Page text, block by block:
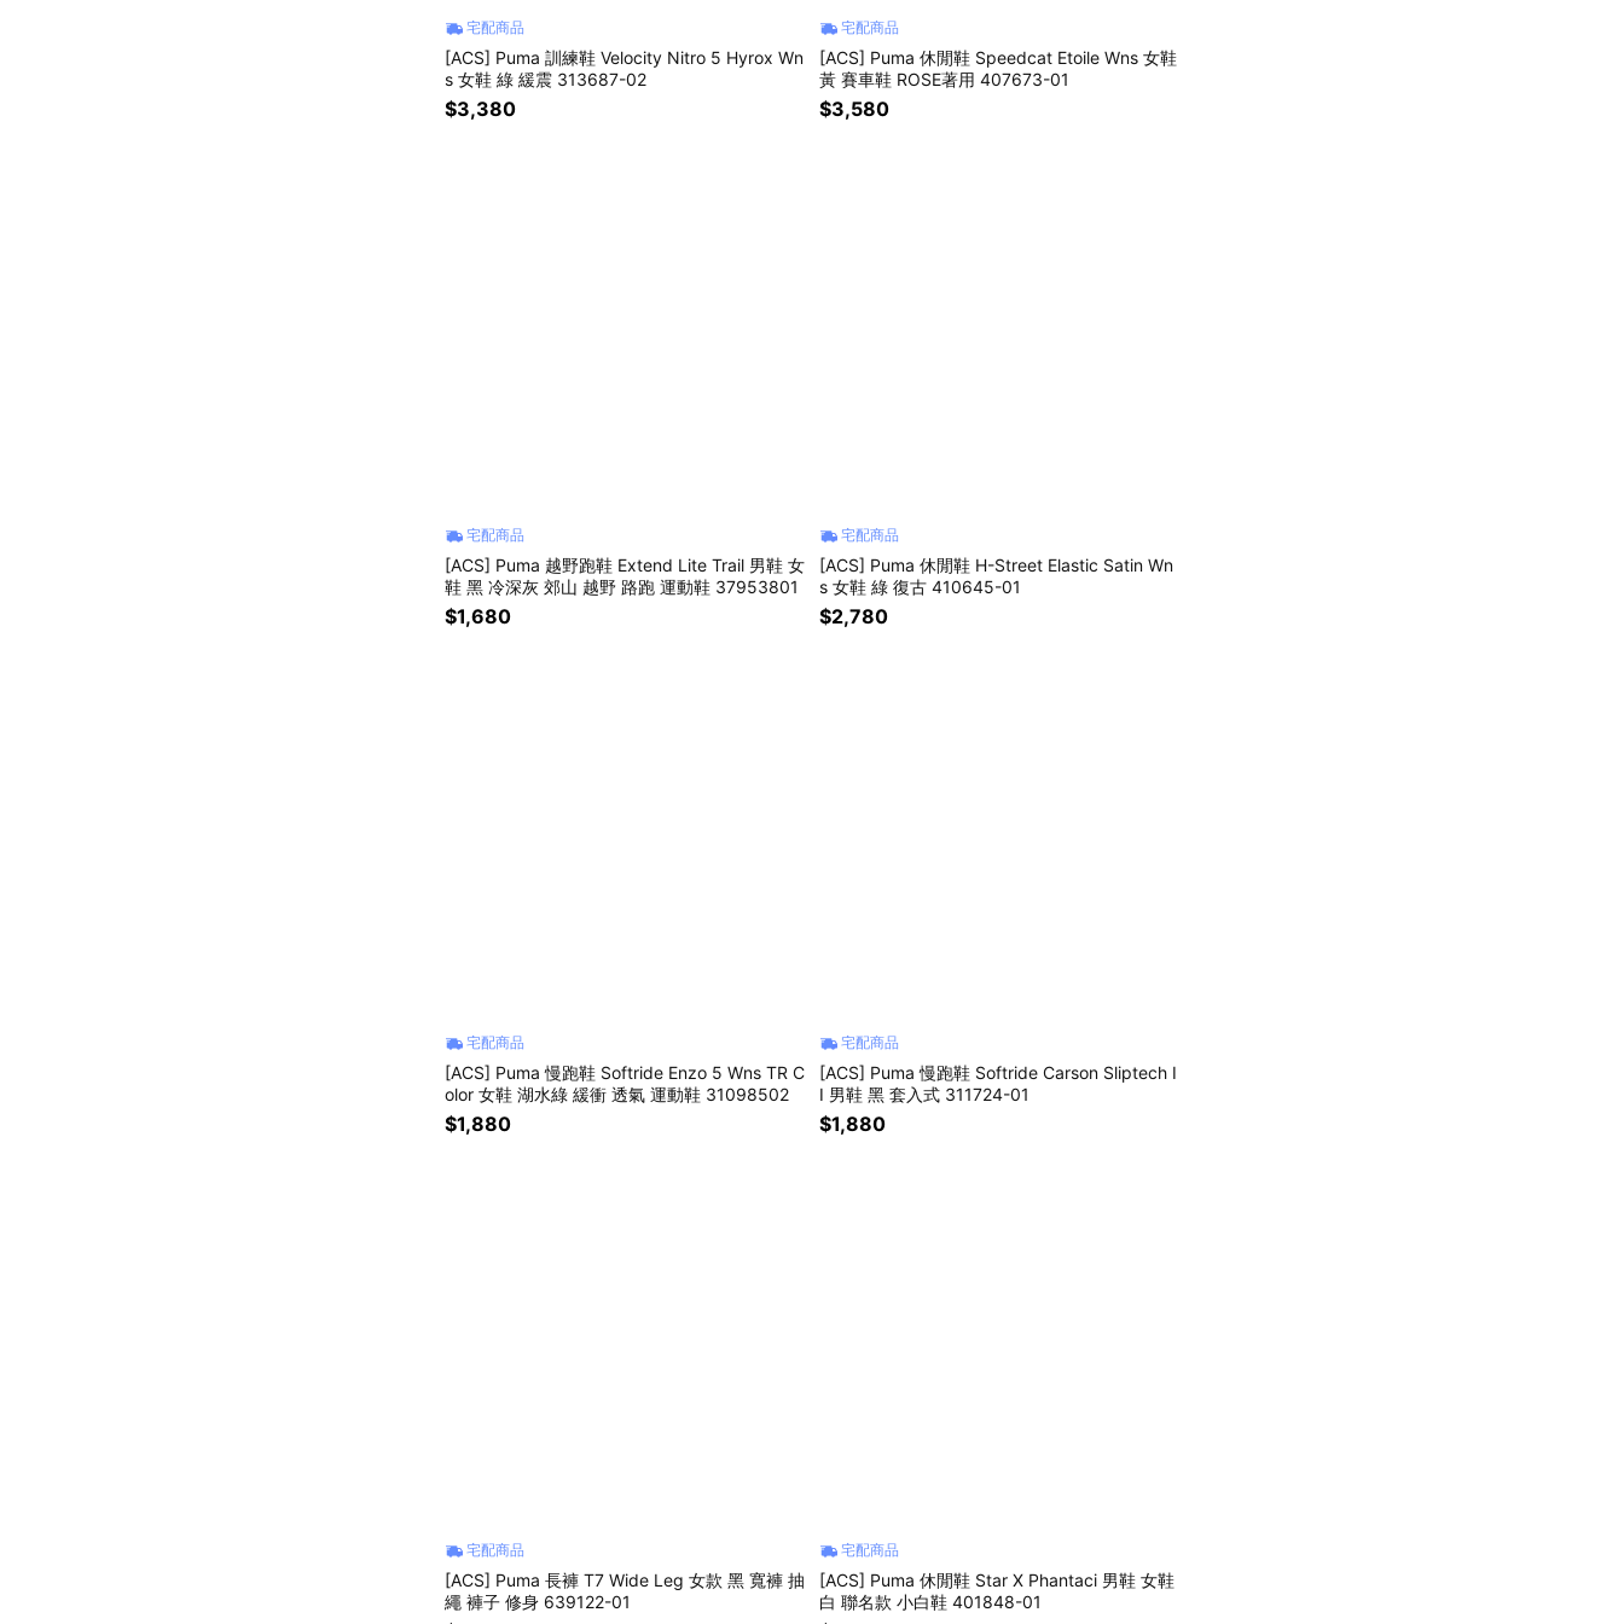
宅配商品
[ACS] Puma 訓練鞋 Velocity Nitro 5 Hyrox Wn
s 女鞋 綠 緩震 313687-02
$3,380
宅配商品
[ACS] Puma 休閒鞋 Speedcat Etoile Wns 女鞋
黃 賽車鞋 ROSE著用 407673-01
$3,580
宅配商品
[ACS] Puma 越野跑鞋 Extend Lite Trail 男鞋 女
鞋 黑 冷深灰 郊山 越野 路跑 運動鞋 37953801
$1,680
宅配商品
[ACS] Puma 休閒鞋 H-Street Elastic Satin Wn
s 女鞋 綠 復古 410645-01
$2,780
宅配商品
[ACS] Puma 慢跑鞋 Softride Enzo 5 Wns TR C
olor 女鞋 湖水綠 緩衝 透氣 運動鞋 31098502
$1,880
宅配商品
[ACS] Puma 慢跑鞋 Softride Carson Sliptech I
I 男鞋 黑 套入式 311724-01
$1,880
宅配商品
[ACS] Puma 長褲 T7 Wide Leg 女款 黑 寬褲 抽
繩 褲子 修身 639122-01
宅配商品
[ACS] Puma 休閒鞋 Star X Phantaci 男鞋 女鞋
白 聯名款 小白鞋 401848-01